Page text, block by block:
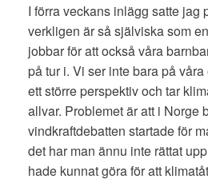
I förra veckans inlägg satte jag
verkligen är så själviska som
jobbar för att också våra
på tur i. Vi ser inte bara på
ett större perspektiv och tar
allvar. Problemet är att i Norge
vindkraftdebatten startade för
det har man ännu inte rättat
hade kunnat göra för att